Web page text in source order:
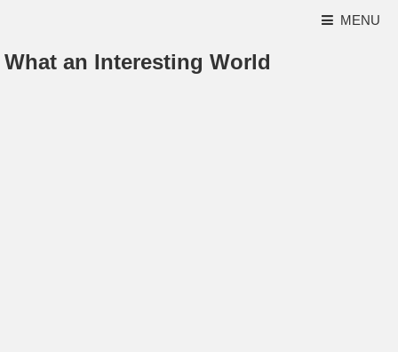
MENU
What an Interesting World